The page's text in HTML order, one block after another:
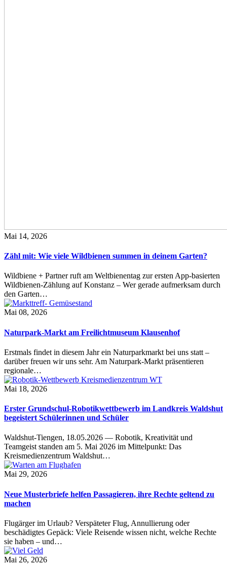
Mai 14, 2026
Zähl mit: Wie viele Wildbienen summen in deinem Garten?
Wildbiene + Partner ruft am Weltbienentag zur ersten App-basierten
Wildbienen-Zählung auf Konstanz – Wer gerade aufmerksam durch
den Garten…
Mai 08, 2026
Naturpark-Markt am Freilichtmuseum Klausenhof
Erstmals findet in diesem Jahr ein Naturparkmarkt bei uns statt –
darüber freuen wir uns sehr. Am Naturpark-Markt präsentieren
regionale…
Mai 18, 2026
Erster Grundschul-Robotikwettbewerb im Landkreis Waldshut
begeistert Schülerinnen und Schüler
Waldshut-Tiengen, 18.05.2026 — Robotik, Kreativität und
Teamgeist standen am 5. Mai 2026 im Mittelpunkt: Das
Kreismedienzentrum Waldshut…
Mai 29, 2026
Neue Musterbriefe helfen Passagieren, ihre Rechte geltend zu
machen
Flugärger im Urlaub? Verspäteter Flug, Annullierung oder
beschädigtes Gepäck: Viele Reisende wissen nicht, welche Rechte
sie haben – und…
Mai 26, 2026